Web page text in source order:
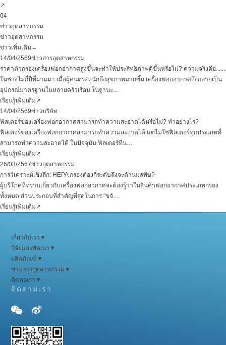
↗
04
ข่าวอุตสาหกรรม
ข่าวอุตสาหกรรม
ข่าวเพิ่มเติม →
14/04/2569ข่าวสารอุตสาหกรรม
ราคาตัวกรองเครื่องฟอกอากาศสูงขึ้นจะทำให้ประสิทธิภาพดีขึ้นหรือไม่? ความจริงคือ......
ในช่วงไม่กี่ปีที่ผ่านมา เมื่อผู้คนตระหนักถึงสุขภาพมากขึ้น เครื่องฟอกอากาศจึงกลายเป็น
อุปกรณ์มาตรฐานในหลายครัวเรือน ในฐานะ…
เรียนรู้เพิ่มเติม ↗
14/04/2569ข่าวบริษัท
ฟิลเตอร์ของเครื่องฟอกอากาศสามารถทำความสะอาดได้หรือไม่? ทำอย่างไร?
ฟิลเตอร์ของเครื่องฟอกอากาศสามารถทำความสะอาดได้ แต่ไม่ใช่ฟิลเตอร์ทุกประเภทที่
สามารถทำความสะอาดได้ ในปัจจุบัน ฟิลเตอร์ที่น…
เรียนรู้เพิ่มเติม ↗
26/03/2567ข่าวอุตสาหกรรม
การวิเคราะห์เชิงลึก: HEPA กรองต้องกี่ระดับถึงจะต้านมลพิษ?
ผู้บริโภคที่ทราบเกี่ยวกับเครื่องฟอกอากาศจะต้องรู้ว่าในสินค้าฟอกอากาศประเภทกรอง
ทั้งหมด ส่วนประกอบที่สำคัญที่สุดในการ "ขจั…
เรียนรู้เพิ่มเติม ↗
เกี่ยวกับเรา ▼
วิจัยและพัฒนา ▼
ผลิตภัณฑ์ ▼
ข่าวสารอุตสาหกรรม ▼
ติดต่อเรา ▼
ติดตามเรา
 